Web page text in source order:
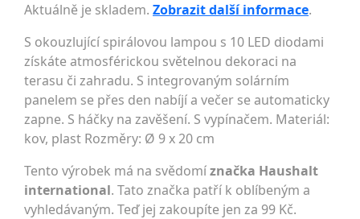
Aktuálně je skladem. Zobrazit další informace.
S okouzlující spirálovou lampou s 10 LED diodami
získáte atmosférickou světelnou dekoraci na
terasu či zahradu. S integrovaným solárním
panelem se přes den nabíjí a večer se automaticky
zapne. S háčky na zavěšení. S vypínačem. Materiál:
kov, plast Rozměry: Ø 9 x 20 cm
Tento výrobek má na svědomíznačka Haushalt
international. Tato značka patří k oblíbeným a
vyhledávaným. Teď jej zakoupíte jen za 99 Kč.